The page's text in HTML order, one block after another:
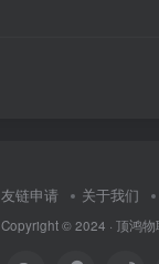
友链申请 关于我们
Copyright © 2024 · 顶鸿物